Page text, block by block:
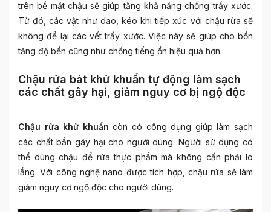
trên bề mặt chậu sẽ giúp tăng khả năng chống trầy xước.
Từ đó, các vật như dao, kéo khi tiếp xúc với chậu rửa sẽ
không để lại các vết trầy xước. Việc này sẽ giúp cho bồn
tăng độ bền cũng như chống tiếng ồn hiệu quả hơn.
Chậu rửa bát khử khuẩn tự động làm sạch
các chất gây hại, giảm nguy cơ bị ngộ độc
Chậu rửa khử khuẩn còn có công dụng giúp làm sạch
các chất bẩn gây hại cho người dùng. Người sử dụng có
thể dùng chậu để rửa thực phẩm mà không cần phải lo
lắng. Với công nghệ nano được tích hợp, chậu rửa sẽ làm
giảm nguy cơ ngộ độc cho người dùng.